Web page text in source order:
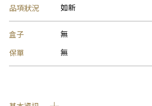
品項狀況 如新
盒子 無
保單 無